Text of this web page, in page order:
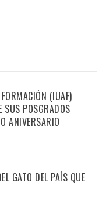
(IUAF)
SUS POSGRADOS
ANIVERSARIO
GATO DEL PAÍS QUE